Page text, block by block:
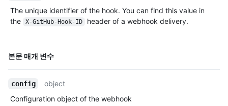
The unique identifier of the hook. You can find this value in
the
X-GitHub-Hook-ID header of a webhook delivery.
본문 매개 변수
이름,
config
object
Configuration object of the webhook